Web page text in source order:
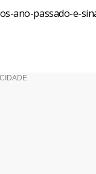
ano-passado-e-